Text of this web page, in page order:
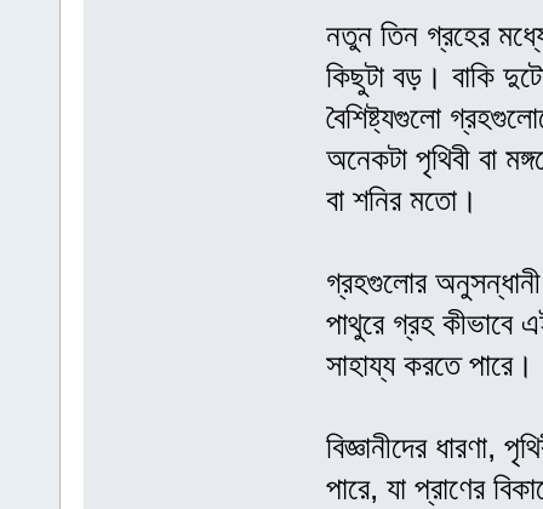
নতুন তিন গ্রহের
কিছুটা বড়। বাকি
বৈশিষ্ট্যগুলো
অনেকটা পৃথিবী বা
বা শনির মতো।
গ্রহগুলোর অনুসন্ধানী
পাথুরে গ্রহ কীভাবে
সাহায্য করতে পারে।
বিজ্ঞানীদের ধারণা,
পারে, যা প্রাণের